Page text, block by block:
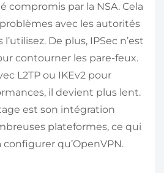
compromis par la NSA. Cela
avec les autorités
De plus, IPSec n’est
contourner les pare-feux.
L2TP ou IKEv2 pour
il devient plus lent.
est son intégration
plateformes, ce qui
configurer qu’OpenVPN.